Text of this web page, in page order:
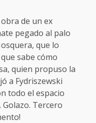
de un ex
pegado al palo
que lo
sabe cómo
quien propuso la
a Fydriszewski
todo el espacio
Tercero